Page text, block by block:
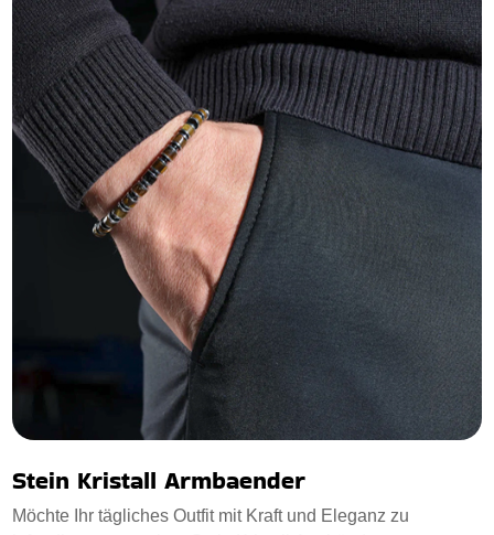
Stein Kristall Armbaender
Möchte Ihr tägliches Outfit mit Kraft und Eleganz zu